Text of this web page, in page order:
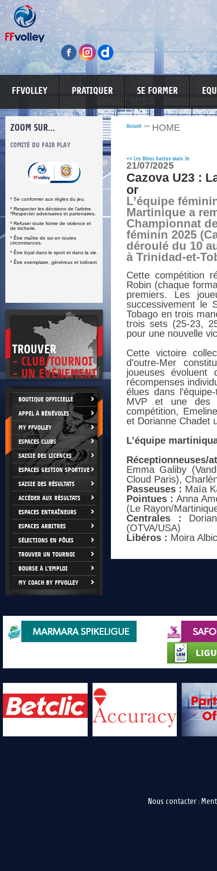
FFVOLLEY PRATIQUER SE FORMER
ZOOM SUR...
COMITÉ DU FAIR PLAY
* Se conformer aux règles du jeu.
* Respecter les décisions de l’arbitre.
*Respecter adversaires et partenaires.
* Refuser toute forme de violence et
de tricherie.
* Être maître de soi en toutes
circonstances.
* Être loyal dans le sport et dans la vie.
* Être exemplaire, généreux et tolérant
LUTTE CONTRE LES VIOLENCES
TROUVER
- CLUB/TOURNOI
- UN EVÈNEMENT
BOUTIQUE OFFICIELLE
APPEL À BÉNÉVOLES
MY FFVOLLEY
ESPACES CLUBS
SAISIE DES LICENCES
ESPACES GESTION SPORTIVE
SAISIE DES RÉSULTATS
ACCÉDER AUX RÉSULTATS
ESPACES ENTRAÎNEURS
ESPACES ARBITRES
SÉLECTIONS EN PÔLES
TROUVER UN TOURNOI
BOURSE À L'EMPLOI
MY COACH BY FFVOLLEY
Accueil >> HOME
<< Les Bleus battus mais 3e
21/07/2025
Cazova U23 :
or
L’équipe
Martinique a
Championnat
féminin 2025
déroulé du 10
à Trinidad-et-
Cette compétition
Robin (chaque
premiers. Les
successivement le
Tobago en trois
trois sets (25-23,
pour une nouvelle
Cette victoire
d'outre-Mer
joueuses évoluent
récompenses
élues dans
MVP et une des
compétition,
et Dorianne Chadet
L’équipe
Réceptionneuses/
Emma Galiby
Cloud Paris),
Passeuses : Maïa
Pointues : Anna
(Le Rayon/
Centrales :
(OTVA/USA)
Libéros : Moira
Nous contacter |